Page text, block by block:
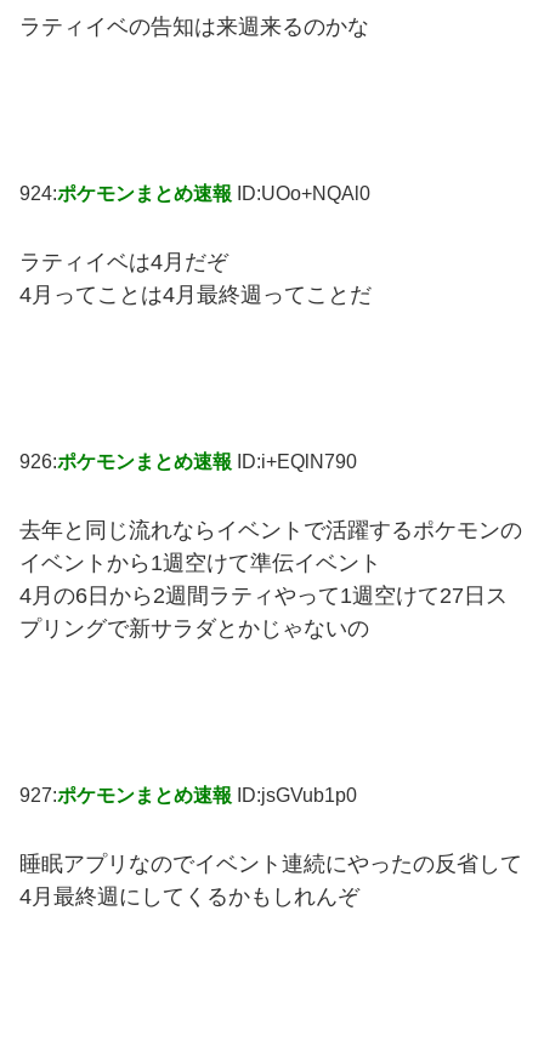
ラティイベの告知は来週来るのかな
924:ポケモンまとめ速報 ID:UOo+NQAl0
ラティイベは4月だぞ
4月ってことは4月最終週ってことだ
926:ポケモンまとめ速報 ID:i+EQlN790
去年と同じ流れならイベントで活躍するポケモンの
イベントから1週空けて準伝イベント
4月の6日から2週間ラティやって1週空けて27日ス
プリングで新サラダとかじゃないの
927:ポケモンまとめ速報 ID:jsGVub1p0
睡眠アプリなのでイベント連続にやったの反省して
4月最終週にしてくるかもしれんぞ